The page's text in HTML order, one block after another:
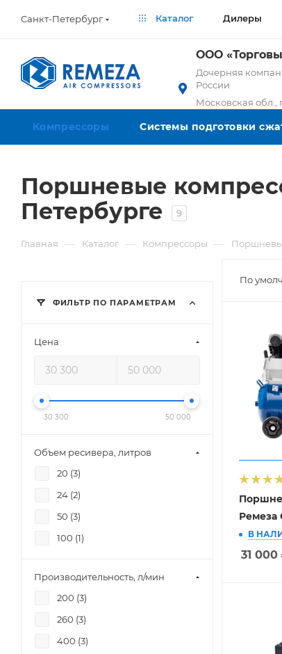
Санкт-Петербург Каталог Дилеры
ООО
Дочерняя
России
Московская обл.,
Компрессоры Системы подготовки
Поршневые
Петербурге
9
Главная — Каталог — Компрессоры —
По
Ремеза
В
31 000
ФИЛЬТР ПО ПАРАМЕТРАМ
Цена
30 300 50 000
Объем ресивера, литров
20 (3)
24 (2)
50 (3)
100 (1)
Производительность, л/мин
200 (3)
260 (3)
400 (3)